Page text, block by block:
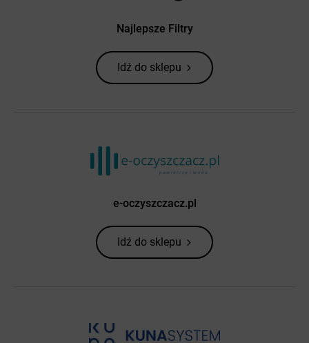
Najlepsze Filtry
Idź do sklepu
e-oczyszczacz.pl
Idź do sklepu